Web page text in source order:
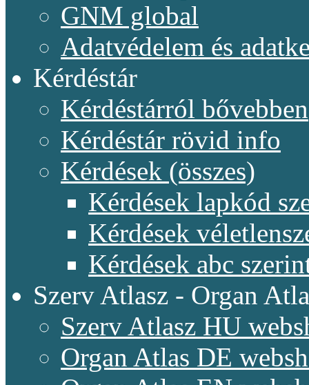
GNM global
Adatvédelem és
Kérdéstár
Kérdéstárról bővebben
Kérdéstár rövid info
Kérdések (összes)
Kérdések lapkód
Kérdések
Kérdések abc
Szerv Atlasz - Organ
Szerv Atlasz HU
Organ Atlas DE